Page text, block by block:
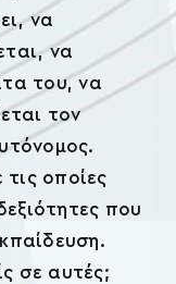
να
να
του, να
τον
τις οποίες
που
σε αυτές;